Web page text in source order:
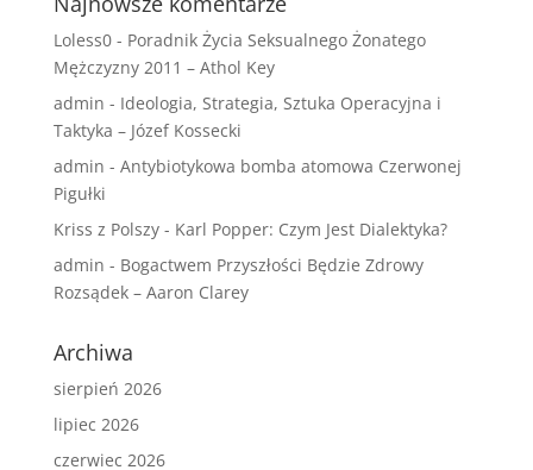
Loless0- Poradnik Życia Seksualnego Żonatego
Mężczyzny 2011 – Athol Key
admin - Ideologia, Strategia, Sztuka Operacyjna i
Taktyka – Józef Kossecki
admin - Antybiotykowa bomba atomowa Czerwonej
Pigułki
Kriss z Polszy- Karl Popper: Czym Jest Dialektyka?
admin - Bogactwem Przyszłości Będzie Zdrowy
Rozsądek – Aaron Clarey
Archiwa
sierpień 2026
lipiec 2026
czerwiec 2026